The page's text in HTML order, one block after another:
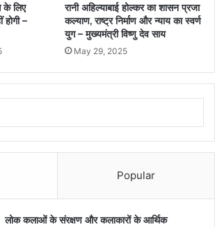
के लिए
–
रानी अहिल्याबाई होल्कर का शासन प्रजा
कल्याण, राष्ट्र निर्माण और न्याय का स्वर्ण
युग – मुख्यमंत्री विष्णु देव साय
May 29, 2025
Popular
लोक कलाओं के संरक्षण और कलाकारों के आर्थिक